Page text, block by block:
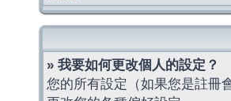
» 我要如何更改個人的設定？
您的所有設定（如果您是註冊